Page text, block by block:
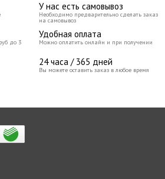
У нас есть самовывоз
Необходимо предварительно сделать заказ
на самовывоз
до 3
Удобная оплата
Можно оплатить онлайн и при получении
24 часа / 365 дней
Вы можете оставить заказ в любое время